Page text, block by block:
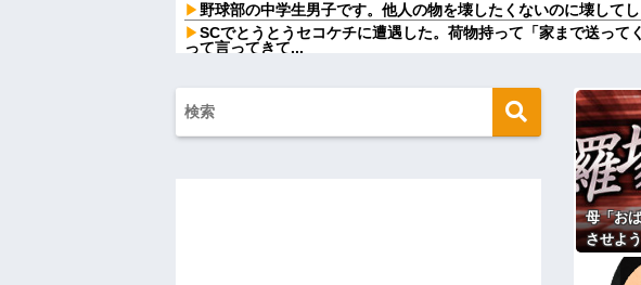
野球部の中学生男子です。他人の物を壊したくないのに壊して
SCでとうとうセコケチに遭遇した。荷物持って「家まで送って
って言ってきて...
してるの？」と言われた。お義父さんやお義母さんの負担もなくな
ったと...
賃貸物件を内覧中、ベランダに出たら突然ゾワッと両腕に鳥肌
っぱりこの部屋嫌だ」と思った瞬間、体が前にドンッと突き飛ば
【悲報】同性愛者女さん「女と付き合うの地獄すぎる、男はど
【画像】ディズニーのおいなり巻（600円）、流石にアレすぎ
【怒報】国税庁「あのさぁ！君らがちゃんと納税してくれない
【画像】令和最新版の剛力彩芽、ワイらにブッ刺さりまくりと話
母「お
させよ
いい、